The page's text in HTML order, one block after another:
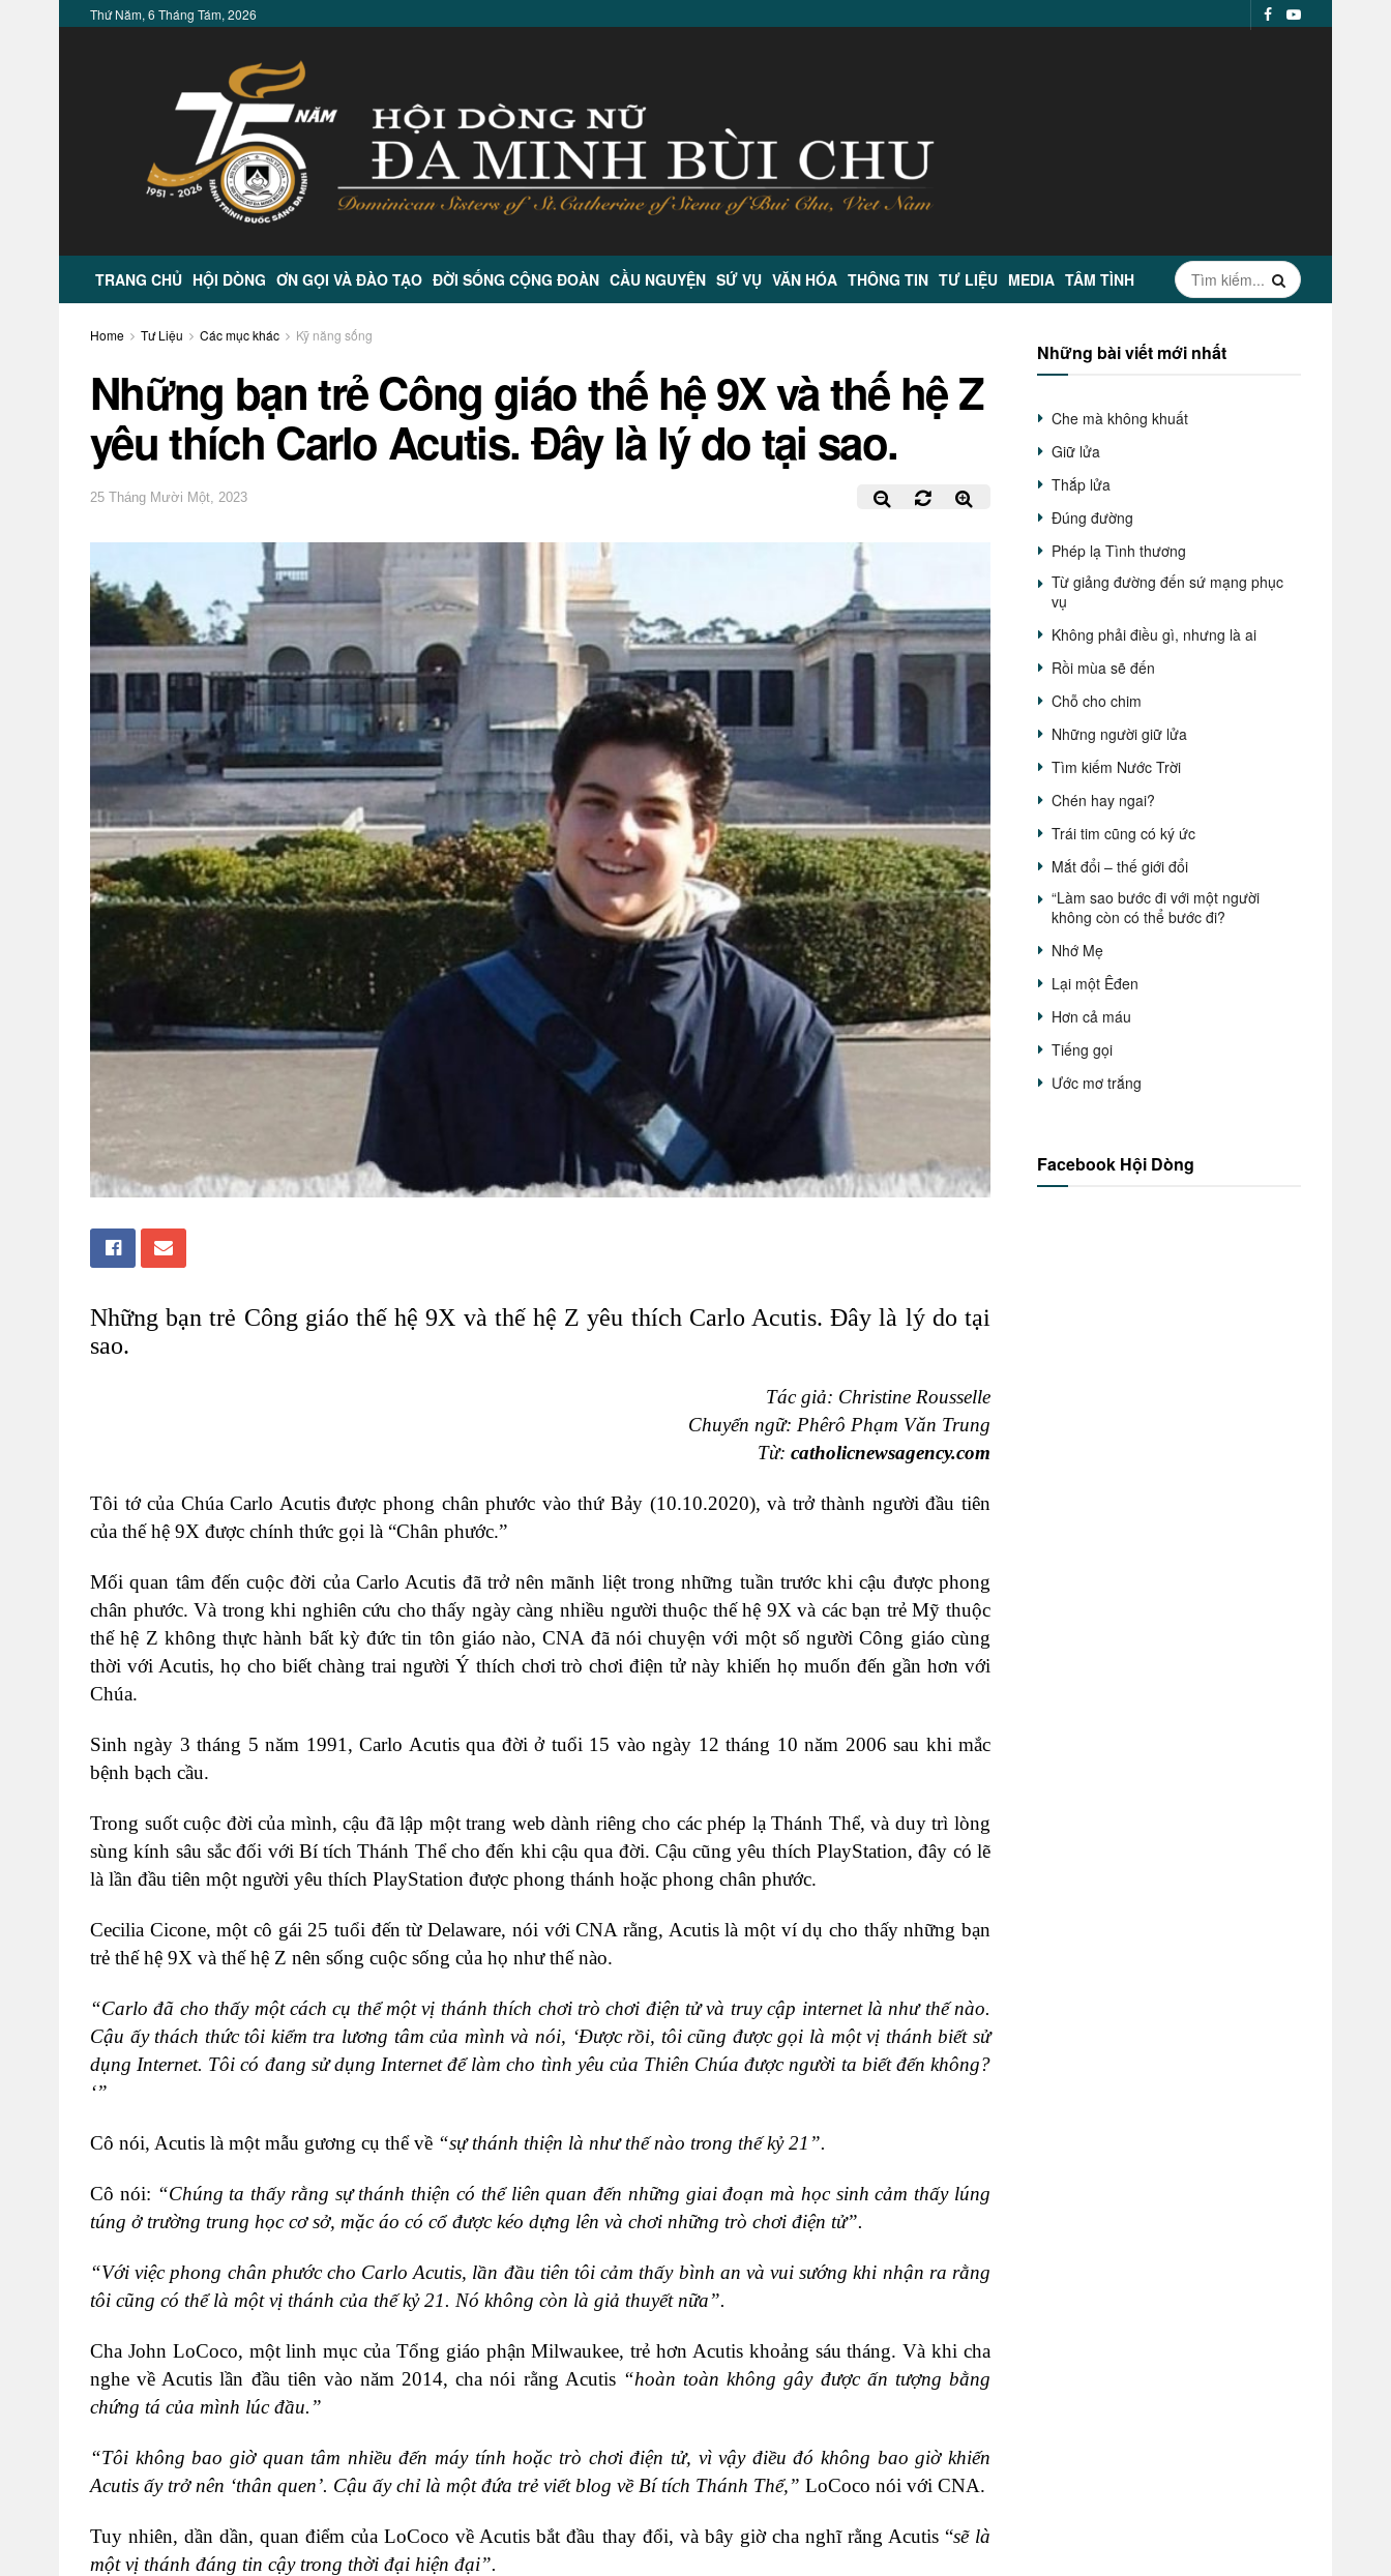
Thứ Năm, 6 Tháng Tám, 2026
TRANG CHỦ HỘI DÒNG ƠN GỌI VÀ ĐÀO TẠO ĐỜI SỐNG CỘNG ĐOÀN CẦU NGUYỆN SỨ VỤ VĂN HÓA THÔNG TIN TƯ LIỆU MEDIA TÂM TÌNH
Home Tư Liệu Các mục khác Kỹ năng sống
Những bạn trẻ Công giáo thế hệ 9X và thế hệ Z
yêu thích Carlo Acutis. Đây là lý do tại sao.
25 Tháng Mười Một, 2023
Những bạn trẻ Công giáo thế hệ 9X và thế hệ Z yêu thích Carlo Acutis. Đây là lý do tại
sao.
Tác giả: Christine Rousselle
Chuyển ngữ: Phêrô Phạm Văn Trung
Từ: catholicnewsagency.com
Tôi tớ của Chúa Carlo Acutis được phong chân phước vào thứ Bảy (10.10.2020), và trở thành người đầu tiên
của thế hệ 9X được chính thức gọi là “Chân phước.”
Mối quan tâm đến cuộc đời của Carlo Acutis đã trở nên mãnh liệt trong những tuần trước khi cậu được phong
chân phước. Và trong khi nghiên cứu cho thấy ngày càng nhiều người thuộc thế hệ 9X và các bạn trẻ Mỹ thuộc
thế hệ Z không thực hành bất kỳ đức tin tôn giáo nào, CNA đã nói chuyện với một số người Công giáo cùng
thời với Acutis, họ cho biết chàng trai người Ý thích chơi trò chơi điện tử này khiến họ muốn đến gần hơn với
Chúa.
Sinh ngày 3 tháng 5 năm 1991, Carlo Acutis qua đời ở tuổi 15 vào ngày 12 tháng 10 năm 2006 sau khi mắc
bệnh bạch cầu.
Trong suốt cuộc đời của mình, cậu đã lập một trang web dành riêng cho các phép lạ Thánh Thể, và duy trì lòng
sùng kính sâu sắc đối với Bí tích Thánh Thể cho đến khi cậu qua đời. Cậu cũng yêu thích PlayStation, đây có lẽ
là lần đầu tiên một người yêu thích PlayStation được phong thánh hoặc phong chân phước.
Cecilia Cicone, một cô gái 25 tuổi đến từ Delaware, nói với CNA rằng, Acutis là một ví dụ cho thấy những bạn
trẻ thế hệ 9X và thế hệ Z nên sống cuộc sống của họ như thế nào.
“Carlo đã cho thấy một cách cụ thể một vị thánh thích chơi trò chơi điện tử và truy cập internet là như thế nào.
Cậu ấy thách thức tôi kiểm tra lương tâm của mình và nói, ‘Được rồi, tôi cũng được gọi là một vị thánh biết sử
dụng Internet. Tôi có đang sử dụng Internet để làm cho tình yêu của Thiên Chúa được người ta biết đến không?
‘”
Cô nói, Acutis là một mẫu gương cụ thể về “sự thánh thiện là như thế nào trong thế kỷ 21”.
Cô nói: “Chúng ta thấy rằng sự thánh thiện có thể liên quan đến những giai đoạn mà học sinh cảm thấy lúng
túng ở trường trung học cơ sở, mặc áo có cổ được kéo dựng lên và chơi những trò chơi điện tử”.
“Với việc phong chân phước cho Carlo Acutis, lần đầu tiên tôi cảm thấy bình an và vui sướng khi nhận ra rằng
tôi cũng có thể là một vị thánh của thế kỷ 21. Nó không còn là giả thuyết nữa”.
Cha John LoCoco, một linh mục của Tổng giáo phận Milwaukee, trẻ hơn Acutis khoảng sáu tháng. Và khi cha
nghe về Acutis lần đầu tiên vào năm 2014, cha nói rằng Acutis“hoàn toàn không gây được ấn tượng bằng
chứng tá của mình lúc đầu.”
“Tôi không bao giờ quan tâm nhiều đến máy tính hoặc trò chơi điện tử, vì vậy điều đó không bao giờ khiến
Acutis ấy trở nên ‘thân quen’. Cậu ấy chỉ là một đứa trẻ viết blog về Bí tích Thánh Thể,” LoCoco nói với CNA.
Tuy nhiên, dần dần, quan điểm của LoCoco về Acutis bắt đầu thay đổi, và bây giờ cha nghĩ rằng Acutis “sẽ là
một vị thánh đáng tin cậy trong thời đại hiện đại”.
Những bài viết mới nhất
Che mà không khuất
Giữ lửa
Thắp lửa
Đúng đường
Phép lạ Tình thương
Từ giảng đường đến sứ mạng phục
vụ
Không phải điều gì, nhưng là ai
Rồi mùa sẽ đến
Chỗ cho chim
Những người giữ lửa
Tìm kiếm Nước Trời
Chén hay ngai?
Trái tim cũng có ký ức
Mắt đổi – thế giới đổi
“Làm sao bước đi với một người
không còn có thể bước đi?
Nhớ Mẹ
Lại một Êđen
Hơn cả máu
Tiếng gọi
Ước mơ trắng
Facebook Hội Dòng